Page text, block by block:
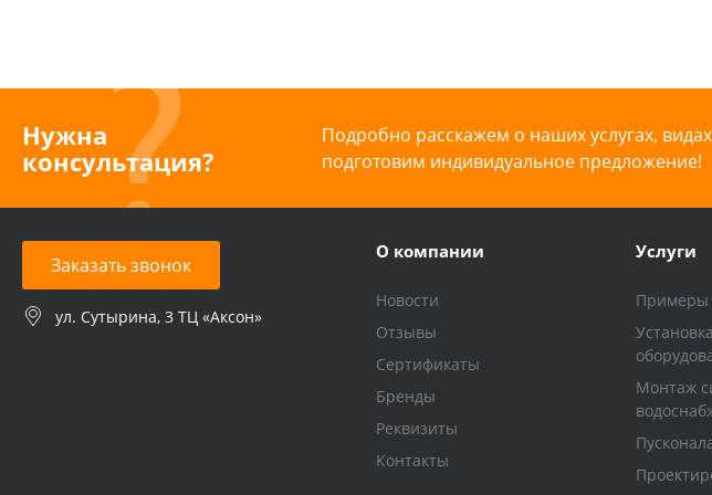
Нужна
консультация?
Подробно расскажем о наших услугах,
подготовим индивидуальное предложение!
Заказать звонок
ул. Сутырина, 3 ТЦ «Аксон»
О компании
Новости
Отзывы
Сертификаты
Бренды
Реквизиты
Контакты
Услуги
Примеры
Монтаж